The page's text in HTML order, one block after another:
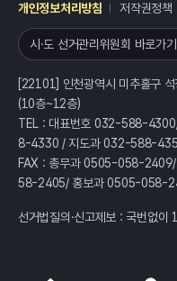
개인정보처리방침 저작권정책
시·도 선거관리위원회 바로가기
[22101] 인천광역시 미추홀구
(10층~12층)
TEL : 대표번호 032-588-
8-4330 / 지도과 032-588-
FAX : 총무과 0505-058-
58-2405/ 홍보과 0505-058-
선거법질의·신고제보 : 국번없이